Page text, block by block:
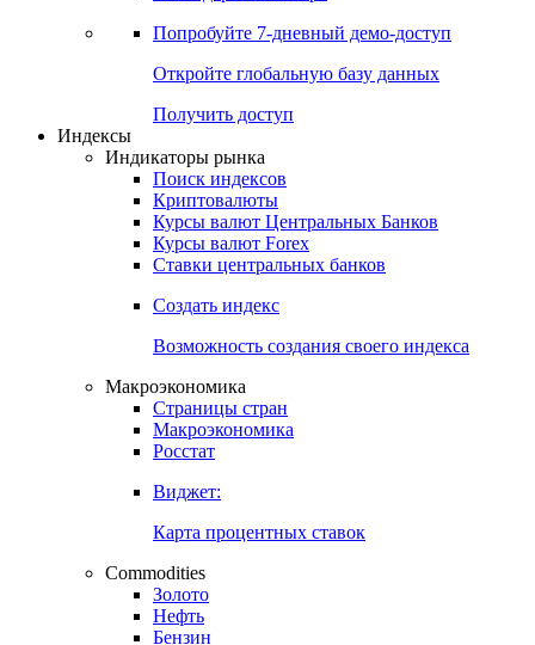
Денежный рынок
Календарь инвестора
Попробуйте7-дневный
Откройте глобальную базу данных
Получить доступ
Индикаторы рынка
Поиск индексов
Курсы валют Центральных Банков
Ставки центральных банков
Создать индекс
Возможность создания своего индекса
Страницы стран
Росстат
Виджет:
Карта процентных ставок